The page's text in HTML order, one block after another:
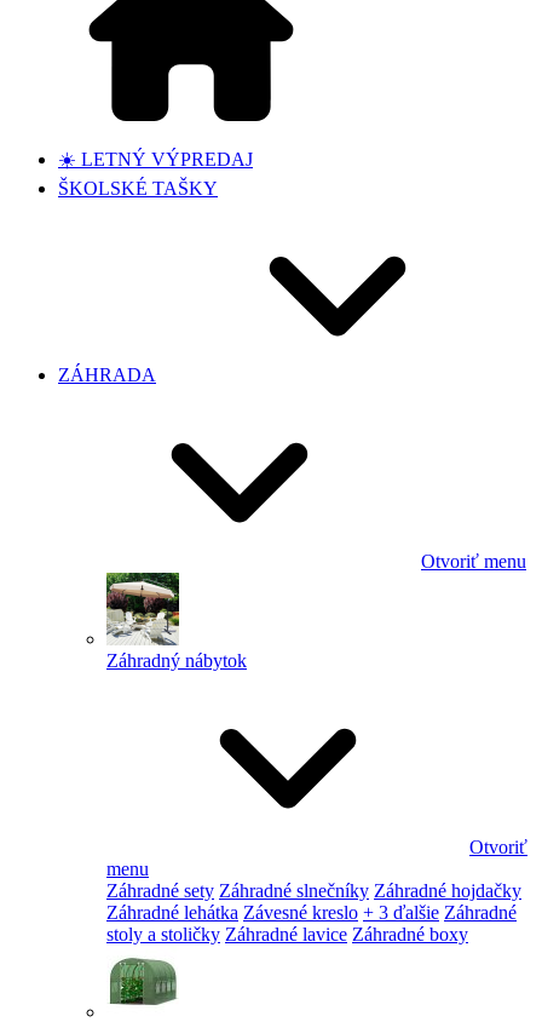
☀️ LETNÝ VÝPREDAJ
ŠKOLSKÉ TAŠKY
ZÁHRADA
Otvoriť menu
Záhradný nábytok
Otvoriť
menu
Záhradné sety Záhradné slnečníky Záhradné hojdačky
Záhradné lehátka Závesné kreslo + 3 ďalšie Záhradné
stoly a stoličky Záhradné lavice Záhradné boxy